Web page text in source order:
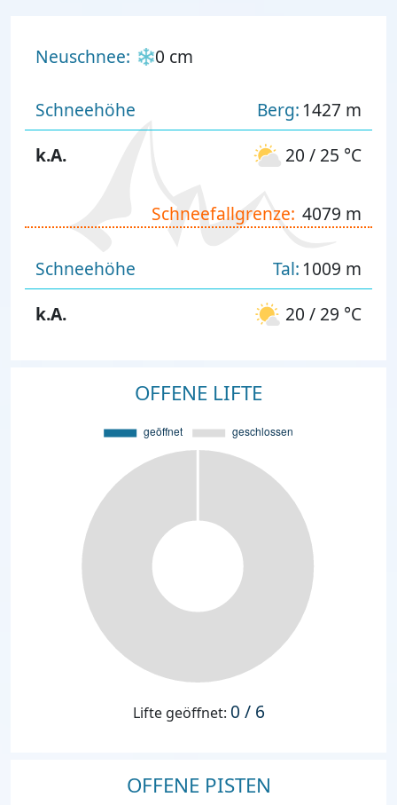
Neuschnee: 0 cm
Schneehöhe Berg: 1427 m
k.A.
20 / 25 °C
Schneefallgrenze: 4079 m
Schneehöhe Tal: 1009 m
k.A.
20 / 29 °C
OFFENE LIFTE
Lifte geöffnet: 0 / 6
OFFENE PISTEN